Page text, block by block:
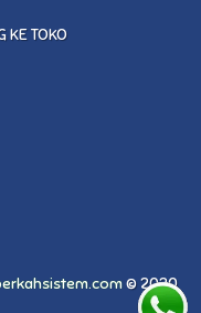
KE TOKO
© 2020